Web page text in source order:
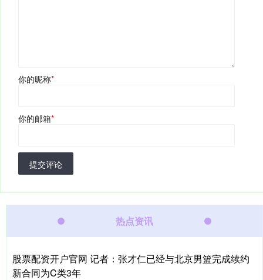
你的昵称*
你的邮箱*
提交评论
热点资讯
股票配资开户官网 记者：张才仁已经与北京男篮完成续约
新合同为C类3年